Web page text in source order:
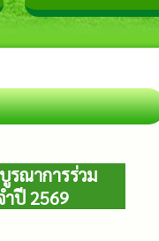
รณาการร่วม
ำปี 2569